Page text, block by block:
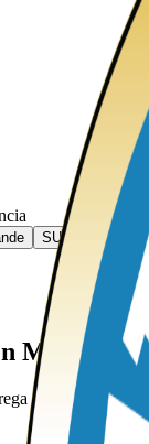
SUV de Lujo
Managua
y recogida en